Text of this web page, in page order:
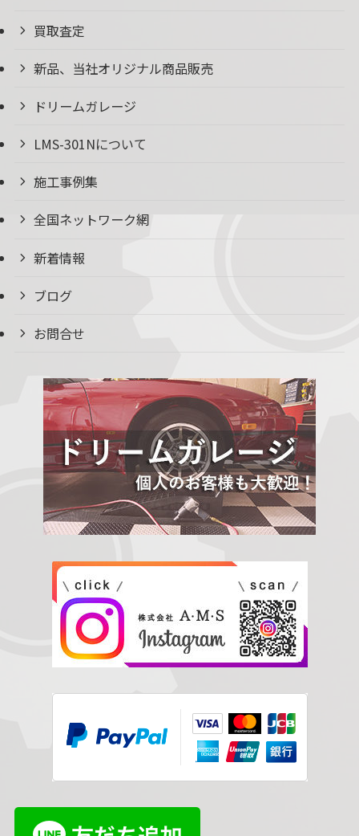
買取査定
新品、当社オリジナル商品販売
ドリームガレージ
LMS-301Nについて
施工事例集
全国ネットワーク網
新着情報
ブログ
お問合せ